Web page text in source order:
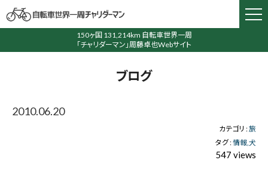
150ヶ国 131,214km 自転車世界一周
「チャリダーマン」周藤卓也Webサイト
ブログ
2010.06.20
カテゴリ :旅
タグ :情報 犬
547 views